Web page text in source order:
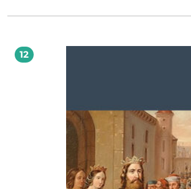
szukania pomocy medycznej. Stanowi natomiast
12